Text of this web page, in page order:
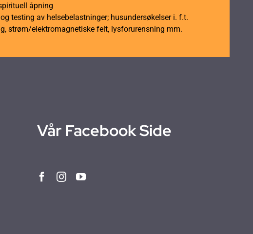
åpning
testing av helsebelastninger; husundersøkelser i. f.t.
strøm/elektromagnetiske felt, lysforurensning mm.
Vår Facebook Side